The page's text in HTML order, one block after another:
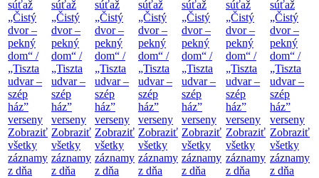
súťaž
„Čistý
dvor –
pekný
dom“ /
„Tiszta
udvar –
szép
ház”
verseny
Zobraziť
všetky
záznamy
z dňa
súťaž
„Čistý
dvor –
pekný
dom“ /
„Tiszta
udvar –
szép
ház”
verseny
Zobraziť
všetky
záznamy
z dňa
súťaž
„Čistý
dvor –
pekný
dom“ /
„Tiszta
udvar –
szép
ház”
verseny
Zobraziť
všetky
záznamy
z dňa
súťaž
„Čistý
dvor –
pekný
dom“ /
„Tiszta
udvar –
szép
ház”
verseny
Zobraziť
všetky
záznamy
z dňa
súťaž
„Čistý
dvor –
pekný
dom“ /
„Tiszta
udvar –
szép
ház”
verseny
Zobraziť
všetky
záznamy
z dňa
súťaž
„Čistý
dvor –
pekný
dom“ /
„Tiszta
udvar –
szép
ház”
verseny
Zobraziť
všetky
záznamy
z dňa
súťaž
„Čistý
dvor –
pekný
dom“ /
„Tiszta
udvar –
szép
ház”
verseny
Zobraziť
všetky
záznamy
z dňa